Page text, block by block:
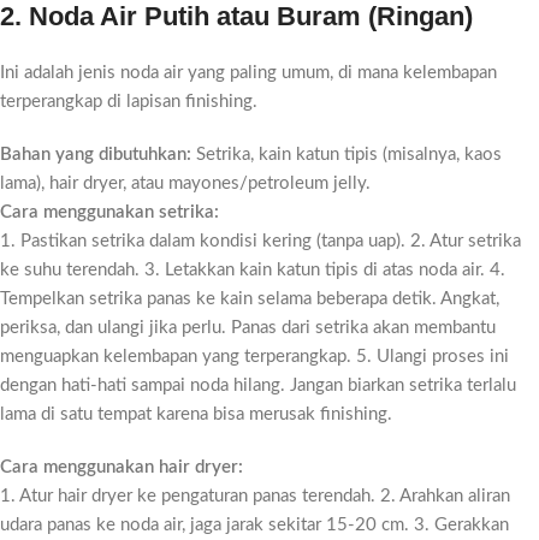
2. Noda Air Putih atau Buram (Ringan)
Ini adalah jenis noda air yang paling umum, di mana kelembapan
terperangkap di lapisan finishing.
Bahan yang dibutuhkan: Setrika, kain katun tipis (misalnya, kaos
lama), hair dryer, atau mayones/petroleum jelly.
Cara menggunakan setrika:
1. Pastikan setrika dalam kondisi kering (tanpa uap). 2. Atur setrika
ke suhu terendah. 3. Letakkan kain katun tipis di atas noda air. 4.
Tempelkan setrika panas ke kain selama beberapa detik. Angkat,
periksa, dan ulangi jika perlu. Panas dari setrika akan membantu
menguapkan kelembapan yang terperangkap. 5. Ulangi proses ini
dengan hati-hati sampai noda hilang. Jangan biarkan setrika terlalu
lama di satu tempat karena bisa merusak finishing.
Cara menggunakan hair dryer:
1. Atur hair dryer ke pengaturan panas terendah. 2. Arahkan aliran
udara panas ke noda air, jaga jarak sekitar 15-20 cm. 3. Gerakkan